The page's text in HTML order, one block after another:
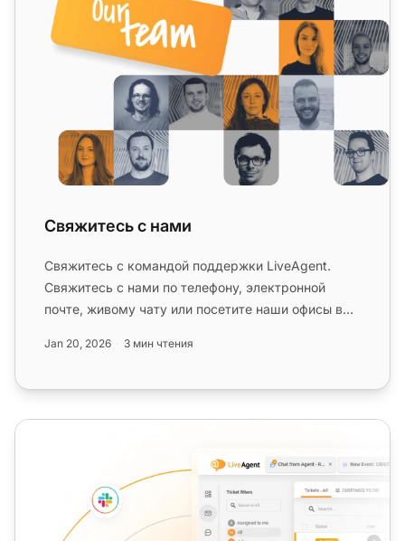
Свяжитесь с нами
Свяжитесь с командой поддержки LiveAgent.
Свяжитесь с нами по телефону, электронной
почте, живому чату или посетите наши офисы в
Jan 20, 2026 3 мин чтения
Поддержка через чат